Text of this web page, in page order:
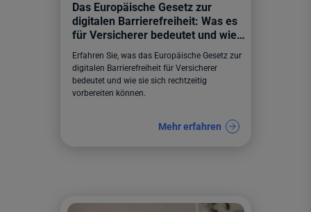
Das Europäische Gesetz zur
digitalen Barrierefreiheit: Was es
für Versicherer bedeutet und wie
sie sich darauf vorbereiten können
Erfahren Sie, was das Europäische Gesetz zur
digitalen Barrierefreiheit für Versicherer
bedeutet und wie sie sich rechtzeitig
vorbereiten können.
Mehr erfahren